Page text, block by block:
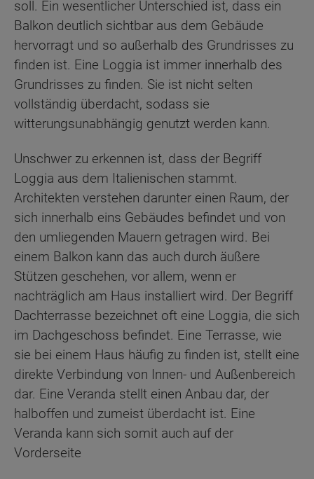
soll. Ein wesentlicher Unterschied ist, dass ein
Balkon deutlich sichtbar aus dem Gebäude
hervorragt und so außerhalb des Grundrisses zu
finden ist. Eine Loggia ist immer innerhalb des
Grundrisses zu finden. Sie ist nicht selten
vollständig überdacht, sodass sie
witterungsunabhängig genutzt werden kann.
Unschwer zu erkennen ist, dass der Begriff
Loggia aus dem Italienischen stammt.
Architekten verstehen darunter einen Raum, der
sich innerhalb eins Gebäudes befindet und von
den umliegenden Mauern getragen wird. Bei
einem Balkon kann das auch durch äußere
Stützen geschehen, vor allem, wenn er
nachträglich am Haus installiert wird. Der Begriff
Dachterrasse bezeichnet oft eine Loggia, die sich
im Dachgeschoss befindet. Eine Terrasse, wie
sie bei einem Haus häufig zu finden ist, stellt eine
direkte Verbindung von Innen- und Außenbereich
dar. Eine Veranda stellt einen Anbau dar, der
halboffen und zumeist überdacht ist. Eine
Veranda kann sich somit auch auf der
Vorderseite